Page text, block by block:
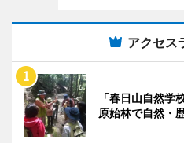
アクセス
「春日山自然
原始林で自然・